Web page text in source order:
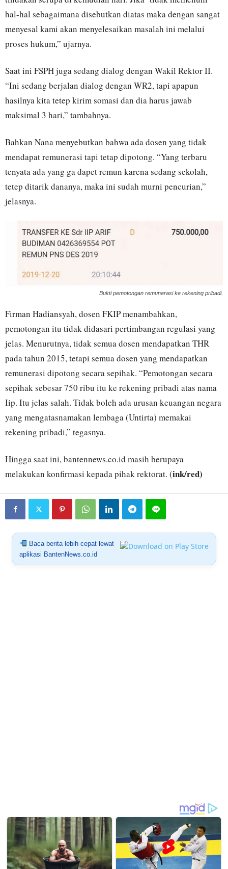
hal-hal sebagaimana disebutkan diatas maka dengan sangat
menyesal kami akan menyelesaikan masalah ini melalui
proses hukum,” ujarnya.
Saat ini FSPH juga sedang dialog dengan Wakil Rektor II.
“Ini sedang berjalan dialog dengan WR2, tapi apapun
hasilnya kita tetep kirim somasi dan dia harus jawab
maksimal 3 hari,” tambahnya.
Bahkan Nana menyebutkan bahwa ada dosen yang tidak
mendapat remunerasi tapi tetap dipotong. “Yang terbaru
tenyata ada yang ga dapet remun karena sedang sekolah,
tetep ditarik dananya, maka ini sudah murni pencurian,”
jelasnya.
Bukti pemotongan remunerasi ke rekening pribadi.
Firman Hadiansyah, dosen FKIP menambahkan,
pemotongan itu tidak didasari pertimbangan regulasi yang
jelas. Menurutnya, tidak semua dosen mendapatkan THR
pada tahun 2015, tetapi semua dosen yang mendapatkan
remunerasi dipotong secara sepihak. “Pemotongan secara
sepihak sebesar 750 ribu itu ke rekening pribadi atas nama
Iip. Itu jelas salah. Tidak boleh ada urusan keuangan negara
yang mengatasnamakan lembaga (Untirta) memakai
rekening pribadi,” tegasnya.
Hingga saat ini, bantennews.co.id masih berupaya
melakukan konfirmasi kepada pihak rektorat. (ink/red)
Baca berita lebih cepat lewat
aplikasi BantenNews.co.id